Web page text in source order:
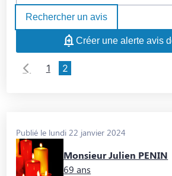
OSTRICOURT
MARBRERIE LAURENT
Rechercher un avis
Créer une alerte avis
1 2
Publié le lundi 22 janvier 2024
Monsieur Julien PENIN
69 ans